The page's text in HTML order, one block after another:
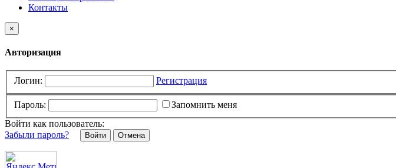
Контакты
×
Авторизация
Логин: Регистрация
Пароль:
Запомнить меня
Войти как пользователь:
Забыли пароль?
Отмена